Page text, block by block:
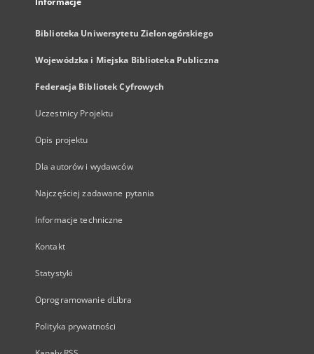
Biblioteka Uniwersytetu Zielonogórskiego
Wojewódzka i Miejska Biblioteka Publiczna
Federacja Bibliotek Cyfrowych
Uczestnicy Projektu
Opis projektu
Dla autorów i wydawców
Najczęściej zadawane pytania
Informacje techniczne
Kontakt
Statystyki
Oprogramowanie dLibra
Polityka prywatności